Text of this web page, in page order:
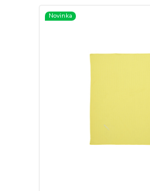
Novinka